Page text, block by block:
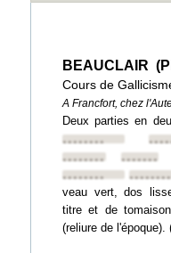
BEAUCLAIR
Cours de
A Francfort, chez
Deux parties en
••••••••
••••••••
••••••••
••••••••
veau vert, dos
titre et de
(reliure de l'époque).